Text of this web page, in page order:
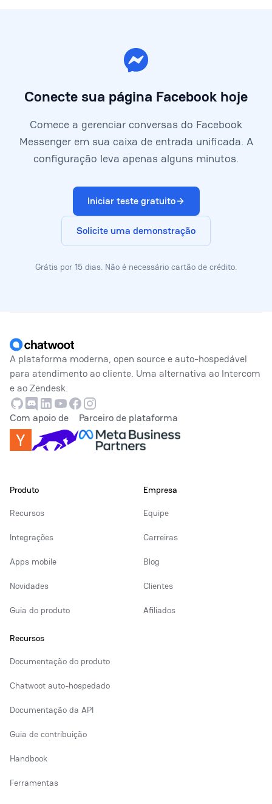
Conecte sua página Facebook hoje
Comece a gerenciar conversas do Facebook
Messenger em sua caixa de entrada unificada. A
configuração leva apenas alguns minutos.
Iniciar teste gratuito
Solicite uma demonstração
Grátis por 15 dias. Não é necessário cartão de crédito.
A plataforma moderna, open source e auto-hospedável
para atendimento ao cliente. Uma alternativa ao Intercom
e ao Zendesk.
GithubDiscordLinkedin
Youtube
Facebook
Instagram
Com apoio de
Parceiro de plataforma
Produto
Recursos
Integrações
Apps mobile
Novidades
Guia do produto
Empresa
Equipe
Carreiras
Blog
Clientes
Afiliados
Recursos
Documentação do produto
Chatwoot auto-hospedado
Documentação da API
Guia de contribuição
Handbook
Ferramentas